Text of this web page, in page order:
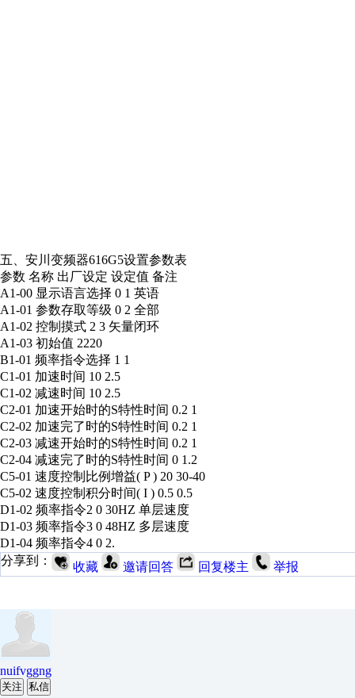
五、安川变频器616G5设置参数表
参数 名称 出厂设定 设定值 备注
A1-00 显示语言选择 0 1 英语
A1-01 参数存取等级 0 2 全部
A1-02 控制摸式 2 3 矢量闭环
A1-03 初始值 2220
B1-01 频率指令选择 1 1
C1-01 加速时间 10 2.5
C1-02 减速时间 10 2.5
C2-01 加速开始时的S特性时间 0.2 1
C2-02 加速完了时的S特性时间 0.2 1
C2-03 减速开始时的S特性时间 0.2 1
C2-04 减速完了时的S特性时间 0 1.2
C5-01 速度控制比例增益( P ) 20 30-40
C5-02 速度控制积分时间( I ) 0.5 0.5
D1-02 频率指令2 0 30HZ 单层速度
D1-03 频率指令3 0 48HZ 多层速度
D1-04 频率指令4 0 2.
分享到：
收藏 邀请回答 回复楼主 举报
nuifvggng
关注 私信